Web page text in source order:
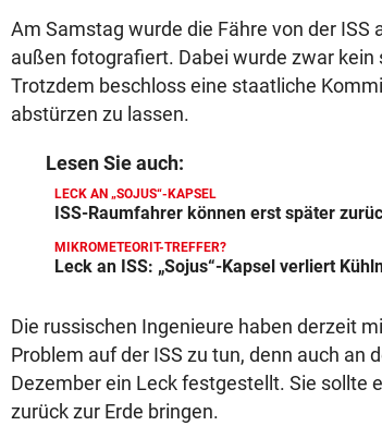
Am Samstag wurde die Fähre von der ISS
außen fotografiert. Dabei wurde zwar
Trotzdem beschloss eine staatliche
abstürzen zu lassen.
Lesen Sie auch:
LECK AN „SOJUS“-KAPSEL
ISS-Raumfahrer können erst später
MIKROMETEORIT-TREFFER?
Leck an ISS: „Sojus“-Kapsel verliert
Die russischen Ingenieure haben derzeit
Problem auf der ISS zu tun, denn auch an
Dezember ein Leck festgestellt. Sie sollte
zurück zur Erde bringen.